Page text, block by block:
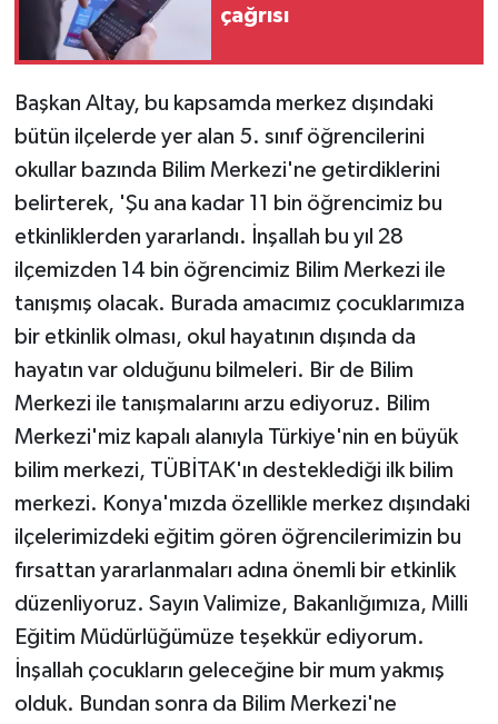
çağrısı
Başkan Altay, bu kapsamda merkez dışındaki
bütün ilçelerde yer alan 5. sınıf öğrencilerini
okullar bazında Bilim Merkezi'ne getirdiklerini
belirterek, 'Şu ana kadar 11 bin öğrencimiz bu
etkinliklerden yararlandı. İnşallah bu yıl 28
ilçemizden 14 bin öğrencimiz Bilim Merkezi ile
tanışmış olacak. Burada amacımız çocuklarımıza
bir etkinlik olması, okul hayatının dışında da
hayatın var olduğunu bilmeleri. Bir de Bilim
Merkezi ile tanışmalarını arzu ediyoruz. Bilim
Merkezi'miz kapalı alanıyla Türkiye'nin en büyük
bilim merkezi, TÜBİTAK'ın desteklediği ilk bilim
merkezi. Konya'mızda özellikle merkez dışındaki
ilçelerimizdeki eğitim gören öğrencilerimizin bu
fırsattan yararlanmaları adına önemli bir etkinlik
düzenliyoruz. Sayın Valimize, Bakanlığımıza, Milli
Eğitim Müdürlüğümüze teşekkür ediyorum.
İnşallah çocukların geleceğine bir mum yakmış
olduk. Bundan sonra da Bilim Merkezi'ne